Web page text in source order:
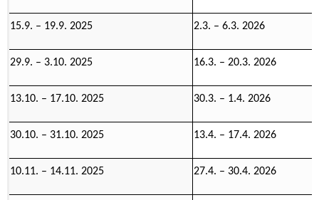
15.9. – 19.9. 2025 2.3. – 6.3. 2026
29.9. – 3.10. 2025 16.3. – 20.3. 2026
13.10. – 17.10. 2025 30.3. – 1.4. 2026
30.10. – 31.10. 2025 13.4. – 17.4. 2026
10.11. – 14.11. 2025 27.4. – 30.4. 2026